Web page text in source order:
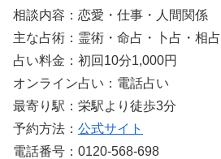
相談内容：恋愛・仕事・人間関係
主な占術：霊術・命占・卜占・相占
占い料金：初回10分1,000円
オンライン占い：電話占い
最寄り駅：栄駅より徒歩3分
予約方法： 公式サイト
電話番号：0120-568-698